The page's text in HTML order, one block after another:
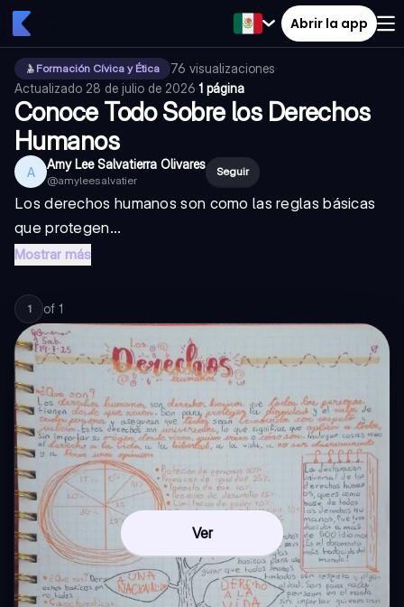
Abrir la app
Formación Cívica y Ética 76 visualizaciones·
Actualizado 28 de julio de 2026·1 página
Conoce Todo Sobre los Derechos
Humanos
A Amy Lee Salvatierra Olivares
@amyleesalvatier
Seguir
Los derechos humanos son como las reglas básicas
que protegen...
Mostrar más
1 of 1
Ver